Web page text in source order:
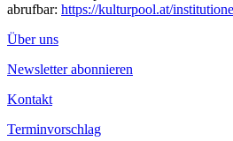
abrufbar: https://kulturpool.at/
Über uns
Newsletter abonnieren
Kontakt
Terminvorschlag